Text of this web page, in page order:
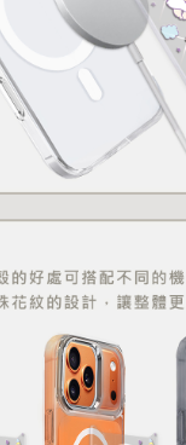
記住帳號
忘記您的密碼了?